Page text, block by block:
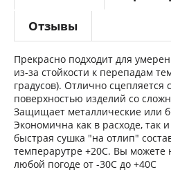
Отзывы
Прекрасно подходит для
из-за стойкости к перепадам
градусов). Отлично сцепляется
поверхностью изделий со
Защищает металлические или
Экономична как в расходе, так
быстрая сушка "на отлип"
темперарутре +20С. Вы можете
любой погоде от -30С до +40С